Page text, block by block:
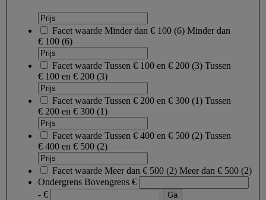
Facet waarde Minder dan € 100 (6) Minder dan
€ 100 (6)
Facet waarde Tussen € 100 en € 200 (3) Tussen
€ 100 en € 200 (3)
Facet waarde Tussen € 200 en € 300 (1) Tussen
€ 200 en € 300 (1)
Facet waarde Tussen € 400 en € 500 (2) Tussen
€ 400 en € 500 (2)
Facet waarde Meer dan € 500 (2) Meer dan € 500 (2)
Ondergrens Bovengrens €
- €